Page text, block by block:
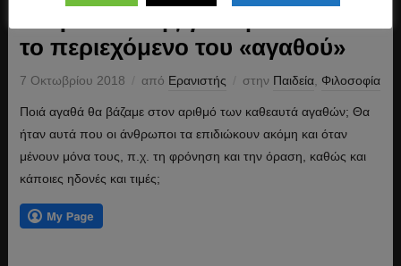
το περιεχόμενο του «αγαθού»
7 Οκτωβρίου 2018 από Ερανιστής στην Παιδεία, Φιλοσοφία
Ποιά αγαθά θα βάζαμε στον αριθμό των καθεαυτά αγαθών; Θα
ήταν αυτά που οι άνθρωποι τα επιδιώκουν ακόμη και όταν
μένουν μόνα τους, π.χ. τη φρόνηση και την όραση, καθώς και
κάποιες ηδονές και τιμές;